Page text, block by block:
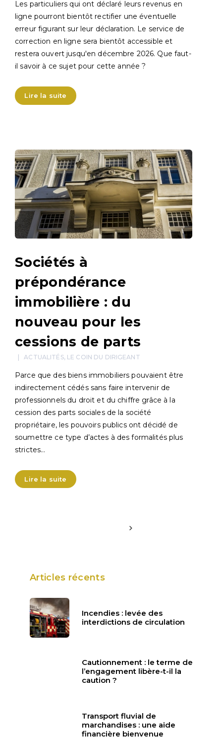
Les particuliers qui ont déclaré leurs revenus en
ligne pourront bientôt rectifier une éventuelle
erreur figurant sur leur déclaration. Le service de
correction en ligne sera bientôt accessible et
restera ouvert jusqu'en décembre 2026. Que faut-
il savoir à ce sujet pour cette année ?
Lire la suite
Sociétés à
prépondérance
immobilière : du
nouveau pour les
cessions de parts
ACTUALITÉS, LE COIN DU DIRIGEANT
Parce que des biens immobiliers pouvaient être
indirectement cédés sans faire intervenir de
professionnels du droit et du chiffre grâce à la
cession des parts sociales de la société
propriétaire, les pouvoirs publics ont décidé de
soumettre ce type d’actes à des formalités plus
strictes…
Lire la suite
Articles récents
Incendies : levée des
interdictions de circulation
Cautionnement : le terme de
l’engagement libère-t-il la
caution ?
Transport fluvial de
marchandises : une aide
financière bienvenue